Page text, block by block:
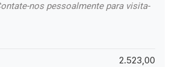
nos pessoalmente para visita-
2.523,00